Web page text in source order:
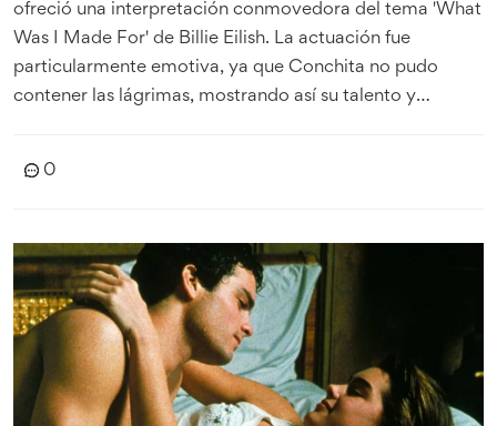
ofreció una interpretación conmovedora del tema 'What
Was I Made For' de Billie Eilish. La actuación fue
particularmente emotiva, ya que Conchita no pudo
contener las lágrimas, mostrando así su talento y
reconocimientos en la industria musical.
0